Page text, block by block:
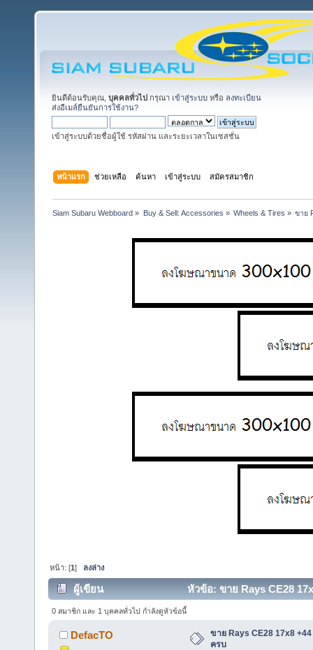
ยินดีต้อนรับคุณ, บุคคลทั่วไป กรุณา เข้าสู่ระบบ หรือ ลงทะเบียน
ส่งอีเมล์ยืนยันการใช้งาน?
เข้าสู่ระบบด้วยชื่อผู้ใช้ รหัสผ่าน และระยะเวลาในเซสชั่น
หน้าแรก ช่วยเหลือ ค้นหา เข้าสู่ระบบ สมัครสมาชิก
Siam Subaru Webboard » Buy & Sell: Accessories » Wheels & Tires » ขาย
หน้า: [1] ลงล่าง
ผู้เขียน หัวข้อ: ขาย Rays CE28
0 สมาชิก และ 1 บุคคลทั่วไป กำลังดูหัวข้อนี้
DefacTO
ขาย Rays CE28 17x8
ครบ